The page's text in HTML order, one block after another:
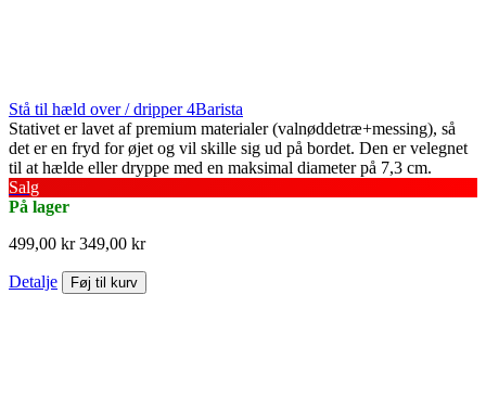
Stå til hæld over / dripper 4Barista
Stativet er lavet af premium materialer (valnøddetræ+messing), så
det er en fryd for øjet og vil skille sig ud på bordet. Den er velegnet
til at hælde eller dryppe med en maksimal diameter på 7,3 cm.
Salg
På lager
499,00 kr 349,00 kr
Detalje Føj til kurv